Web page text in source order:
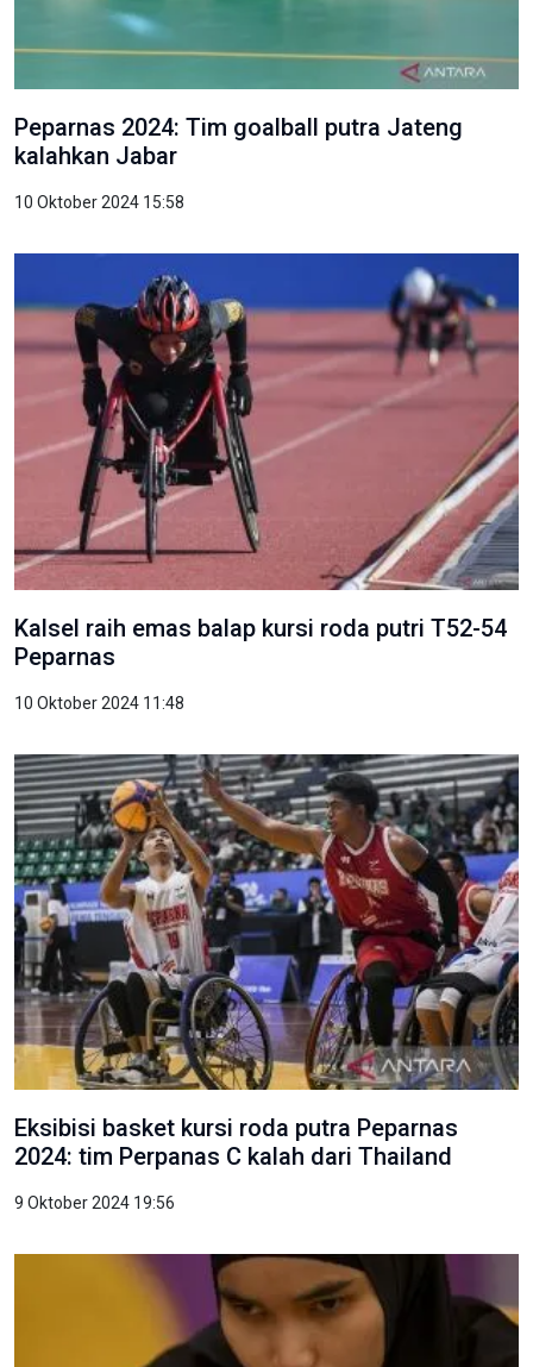
Peparnas 2024: Tim goalball putra Jateng
kalahkan Jabar
10 Oktober 2024 15:58
Kalsel raih emas balap kursi roda putri T52-54
Peparnas
10 Oktober 2024 11:48
Eksibisi basket kursi roda putra Peparnas
2024: tim Perpanas C kalah dari Thailand
9 Oktober 2024 19:56